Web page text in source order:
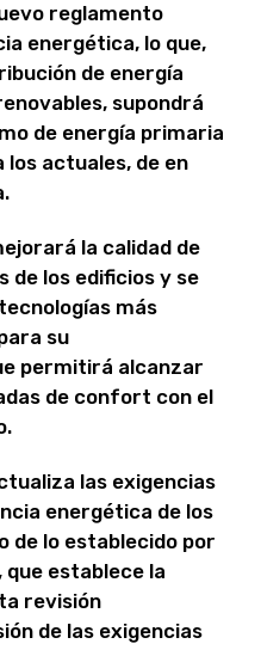
reglamento
energética, lo que,
de energía
supondrá
de energía primaria
actuales, de en
la calidad de
de los edificios y se
más
su
permitirá alcanzar
de confort con el
las exigencias
energética de los
de lo establecido por
establece la
revisión
de las exigencias